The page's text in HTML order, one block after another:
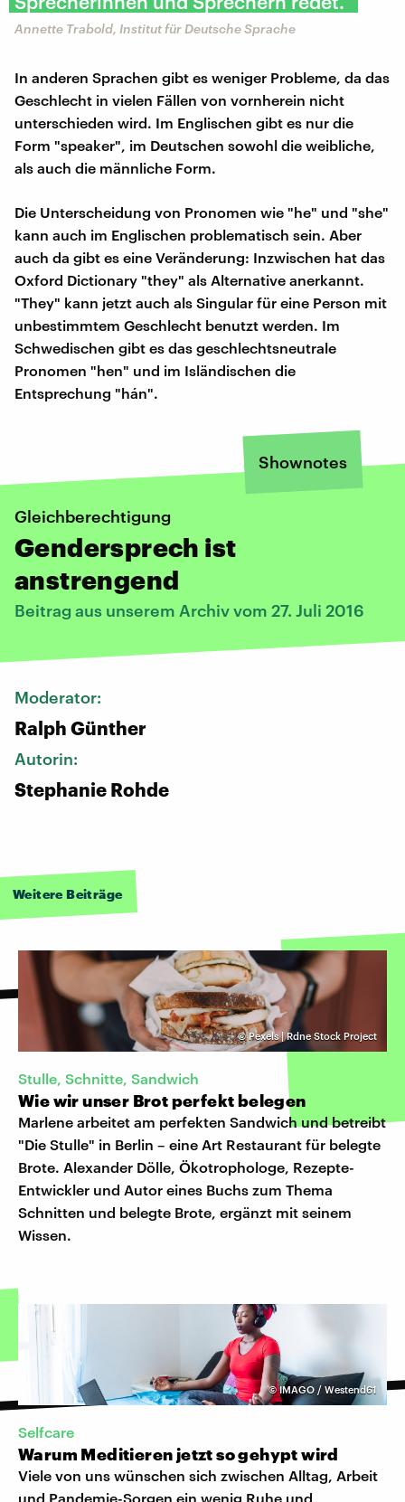
Annette Trabold, Institut für Deutsche Sprache
In anderen Sprachen gibt es weniger Probleme, da das
Geschlecht in vielen Fällen von vornherein nicht
unterschieden wird. Im Englischen gibt es nur die
Form "speaker", im Deutschen sowohl die weibliche,
als auch die männliche Form.
Die Unterscheidung von Pronomen wie "he" und "she"
kann auch im Englischen problematisch sein. Aber
auch da gibt es eine Veränderung: Inzwischen hat das
Oxford Dictionary "they" als Alternative anerkannt.
"They" kann jetzt auch als Singular für eine Person mit
unbestimmtem Geschlecht benutzt werden. Im
Schwedischen gibt es das geschlechtsneutrale
Pronomen "hen" und im Isländischen die
Entsprechung "hán".
Shownotes
Gleichberechtigung
Gendersprech ist
anstrengend
Beitrag aus unserem Archiv vom 27. Juli 2016
Moderator:
Ralph Günther
Autorin:
Stephanie Rohde
Weitere Beiträge
©Pexels | Rdne Stock Project
Stulle, Schnitte, Sandwich
Wie wir unser Brot perfekt belegen
Marlene arbeitet am perfekten Sandwich und betreibt
"Die Stulle" in Berlin – eine Art Restaurant für belegte
Brote. Alexander Dölle, Ökotrophologe, Rezepte-
Entwickler und Autor eines Buchs zum Thema
Schnitten und belegte Brote, ergänzt mit seinem
Wissen.
©IMAGO / Westend61
Selfcare
Warum Meditieren jetzt so gehypt wird
Viele von uns wünschen sich zwischen Alltag, Arbeit
und Pandemie-Sorgen ein wenig Ruhe und